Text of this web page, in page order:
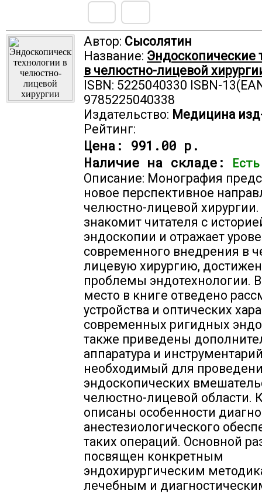
Автор: Сысолятин
Название: Эндоскопические
в челюстно-лицевой
ISBN: 5225040330 ISBN-
9785225040338
Издательство: Медицина
Рейтинг:
Цена: 991.00 р.
Наличие на складе:
Есть
Описание: Монография
новое перспективное
челюстно-лицевой
знакомит читателя с
эндоскопии и отражает
современного внедрения в
лицевую хирургию,
проблемы эндотехнологии.
место в книге отведено
устройства и оптических
современных ригидных
также приведены
аппаратура и
необходимый для
эндоскопических
челюстно-лицевой области.
описаны особенности
анестезиологического
таких операций. Основной
посвящен конкретным
эндохирургическим
лечебным и